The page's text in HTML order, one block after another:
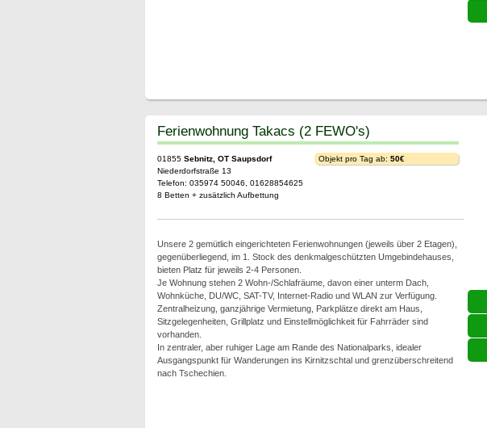
Ferienwohnung Takacs (2 FEWO's)
01855 Sebnitz, OT Saupsdorf
Niederdorfstraße 13
Telefon: 035974 50046, 01628854625
8 Betten + zusätzlich Aufbettung
Objekt pro Tag ab: 50€
Unsere 2 gemütlich eingerichteten Ferienwohnungen (jeweils über 2 Etagen),
gegenüberliegend, im 1. Stock des denkmalgeschützten Umgebindehauses,
bieten Platz für jeweils 2-4 Personen.
Je Wohnung stehen 2 Wohn-/Schlafräume, davon einer unterm Dach,
Wohnküche, DU/WC, SAT-TV, Internet-Radio und WLAN zur Verfügung.
Zentralheizung, ganzjährige Vermietung, Parkplätze direkt am Haus,
Sitzgelegenheiten, Grillplatz und Einstellmöglichkeit für Fahrräder sind
vorhanden.
In zentraler, aber ruhiger Lage am Rande des Nationalparks, idealer
Ausgangspunkt für Wanderungen ins Kirnitzschtal und grenzüberschreitend
nach Tschechien.